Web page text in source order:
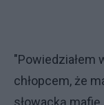
"Powiedziałem
chłopcem, że
słowacką